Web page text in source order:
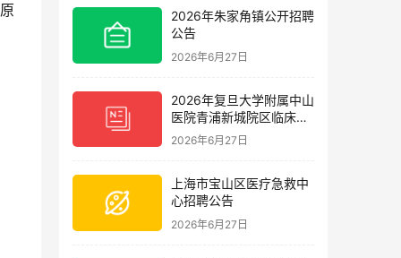
2026年朱家角镇公开招聘
公告
2026年6月27日
2026年复旦大学附属中山
医院青浦新城院区临床护
理岗位招聘启事
2026年6月27日
上海市宝山区医疗急救中
心招聘公告
2026年6月27日